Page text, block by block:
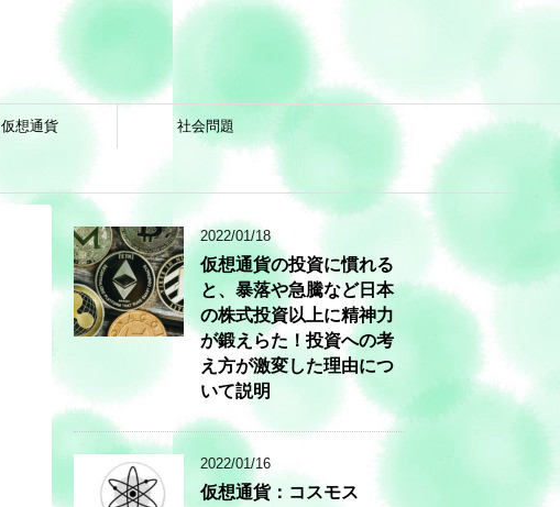
仮想通貨 社会問題
2022/01/18
仮想通貨の投資に慣れる
と、暴落や急騰など日本
の株式投資以上に精神力
が鍛えらた！投資への考
え方が激変した理由につ
いて説明
2022/01/16
仮想通貨：コスモス